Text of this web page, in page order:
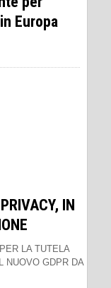
Europa
IN
LA TUTELA
NUOVO GDPR DA